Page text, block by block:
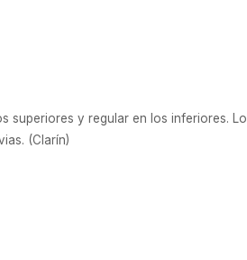
superiores y regular en los inferiores. Lo
(Clarín)